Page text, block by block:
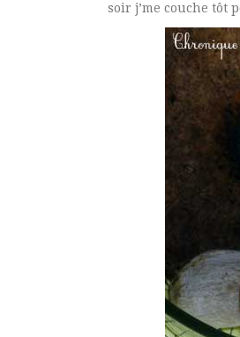
soir j’me couche tôt